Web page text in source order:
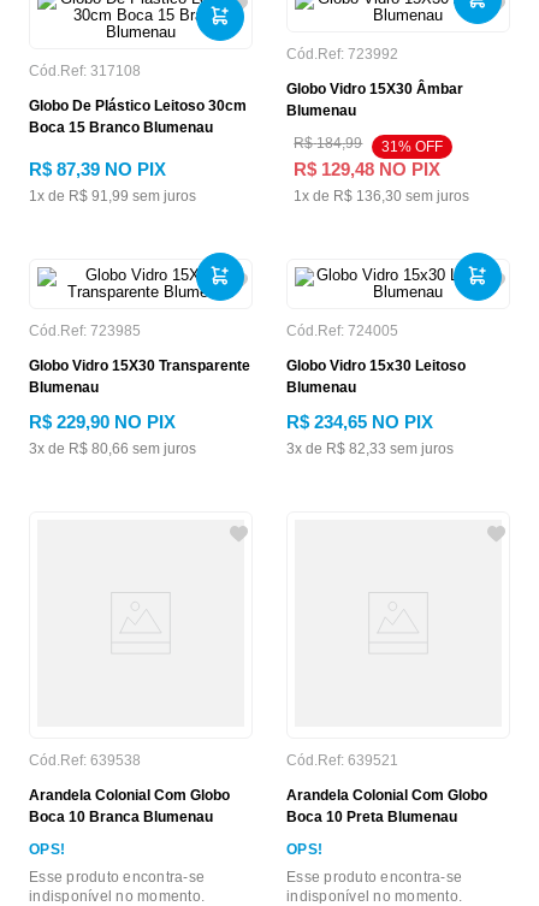
Cód.Ref: 317108
Globo De Plástico Leitoso 30cm
Boca 15 Branco Blumenau
R$ 87,39 NO PIX
1x de R$ 91,99 sem juros
Cód.Ref: 723992
Globo Vidro 15X30 Âmbar
Blumenau
R$ 184,99 31% OFF
R$ 129,48 NO PIX
1x de R$ 136,30 sem juros
Cód.Ref: 723985
Globo Vidro 15X30 Transparente
Blumenau
R$ 229,90 NO PIX
3x de R$ 80,66 sem juros
Cód.Ref: 724005
Globo Vidro 15x30 Leitoso
Blumenau
R$ 234,65 NO PIX
3x de R$ 82,33 sem juros
Cód.Ref: 639538
Arandela Colonial Com Globo
Boca 10 Branca Blumenau
OPS!
Esse produto encontra-se
indisponível no momento.
Cód.Ref: 639521
Arandela Colonial Com Globo
Boca 10 Preta Blumenau
OPS!
Esse produto encontra-se
indisponível no momento.